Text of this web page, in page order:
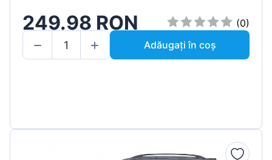
249.98 RON
(0)
Adăugați în coș